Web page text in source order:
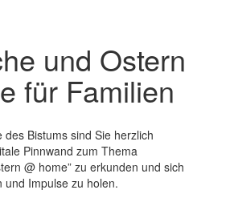
und Ostern
für Familien
Bistums sind Sie herzlich
Pinnwand zum Thema
@ home” zu erkunden und sich
und Impulse zu holen.